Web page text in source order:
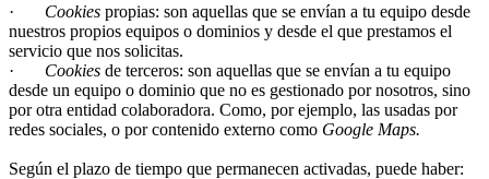
· Cookies propias: son aquellas que se envían a tu equipo desde
nuestros propios equipos o dominios y desde el que prestamos el
servicio que nos solicitas.
· Cookies de terceros: son aquellas que se envían a tu equipo
desde un equipo o dominio que no es gestionado por nosotros, sino
por otra entidad colaboradora. Como, por ejemplo, las usadas por
redes sociales, o por contenido externo como Google Maps.
Según el plazo de tiempo que permanecen activadas, puede haber: